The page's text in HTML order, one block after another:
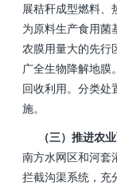
展秸秆成型燃料、
为原料生产食用菌
农膜用量大的先行
广全生物降解地膜
回收利用。分类处
施。
（三）推进农
南方水网区和河套
拦截沟渠系统，充